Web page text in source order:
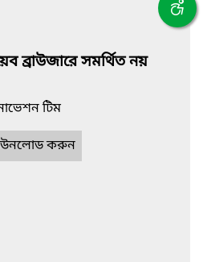
ব্রাউজারে সমর্থিত নয়
টিম
করুন